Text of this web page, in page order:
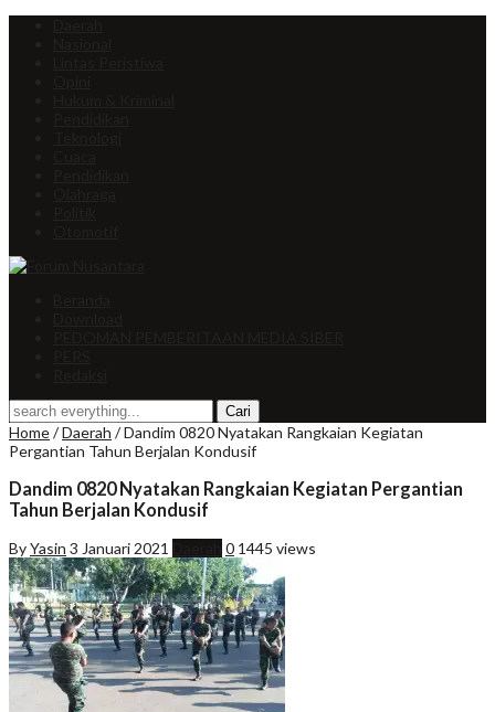
Home/Daerah /Dandim 0820 Nyatakan Rangkaian Kegiatan
Pergantian Tahun Berjalan Kondusif
Dandim 0820 Nyatakan Rangkaian Kegiatan Pergantian
Tahun Berjalan Kondusif
ByYasin 3 Januari 2021 0 1445 views